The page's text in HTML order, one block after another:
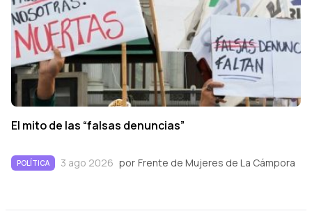
El mito de las “falsas denuncias”
POLÍTICA 3 ago 2026 por Frente de Mujeres de La Cámpora